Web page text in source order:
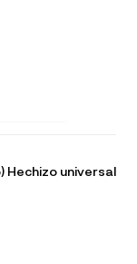
Hechizo universal